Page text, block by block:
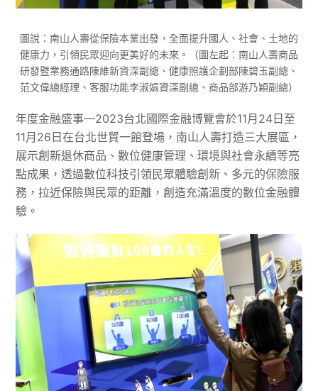
圖說：南山人壽從保險本業出發，全面提升國人、社會、土地的
健康力，引領民眾迎向更美好的未來。（圖左起：南山人壽商品
研發暨業務通路陳維新資深副總、健康照護企劃部陳碧玉副總、
范文偉總經理、客服功能李淑娟資深副總、商品部游乃穎副總）
年度金融盛事—2023台北國際金融博覽會於11月24日至
11月26日在台北世貿一館登場，南山人壽打造三大展區，
展示創新退休商品、數位健康管理、環境與社會永續等亮
點成果，透過數位科技引領民眾體驗創新、多元的保險服
務，拉近保險與民眾的距離，創造充滿溫度的數位金融體
驗。